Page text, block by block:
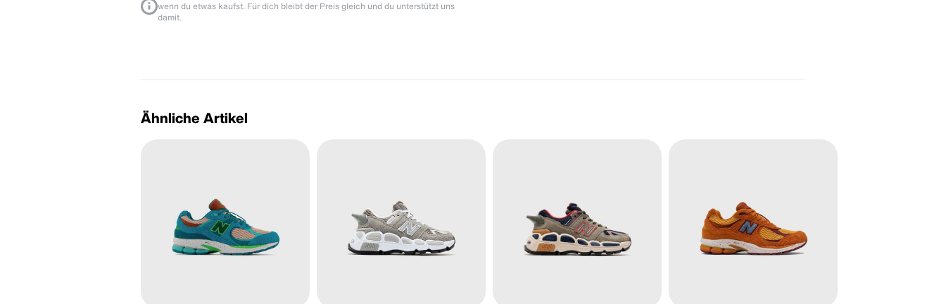
wenn du etwas kaufst. Für dich bleibt der Preis gleich und du unterstützt uns
damit.
Ähnliche Artikel